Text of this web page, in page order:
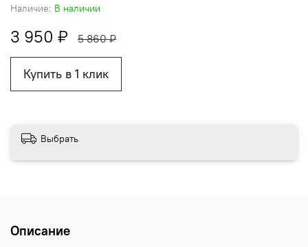
Наличие: В наличии
3 950 ₽ 5 860 ₽
Купить в 1 клик
Выбрать
Описание